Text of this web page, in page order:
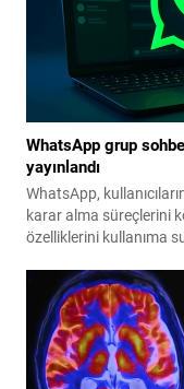
WhatsApp grup
yayınlandı
WhatsApp,
karar alma süreçlerini
özelliklerini kullanıma